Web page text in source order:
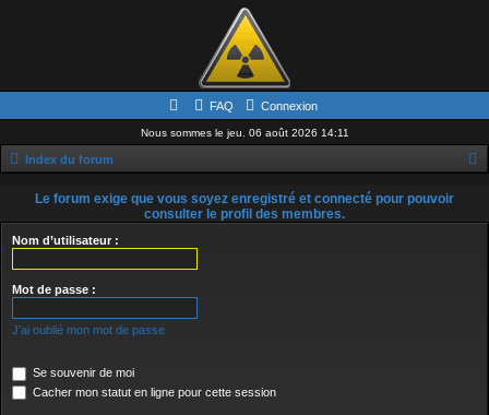
FAQ Connexion
Nous sommes le jeu. 06 août 2026 14:11
Index du forum
Le forum exige que vous soyez enregistré et connecté pour pouvoir
consulter le profil des membres.
Nom d’utilisateur :
Mot de passe :
J’ai oublié mon mot de passe
Se souvenir de moi
Cacher mon statut en ligne pour cette session